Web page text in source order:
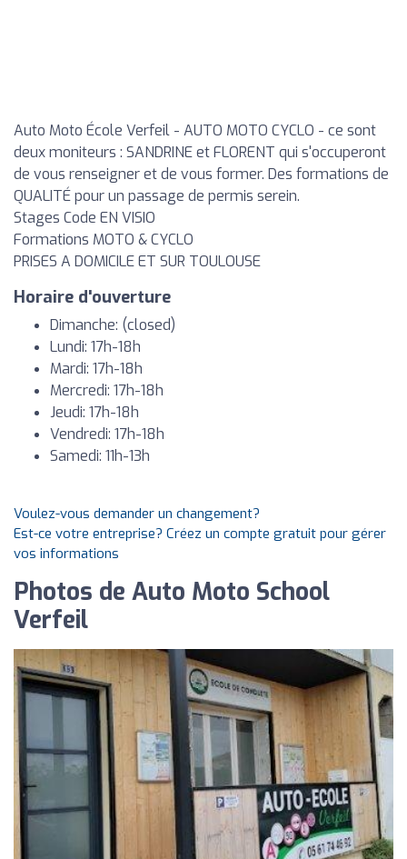
Auto Moto École Verfeil - AUTO MOTO CYCLO - ce sont
deux moniteurs : SANDRINE et FLORENT qui s'occuperont
de vous renseigner et de vous former. Des formations de
QUALITÉ pour un passage de permis serein.
Stages Code EN VISIO
Formations MOTO & CYCLO
PRISES A DOMICILE ET SUR TOULOUSE
Horaire d'ouverture
Dimanche: (closed)
Lundi: 17h-18h
Mardi: 17h-18h
Mercredi: 17h-18h
Jeudi: 17h-18h
Vendredi: 17h-18h
Samedi: 11h-13h
Voulez-vous demander un changement?
Est-ce votre entreprise? Créez un compte gratuit pour gérer
vos informations
Photos de Auto Moto School
Verfeil